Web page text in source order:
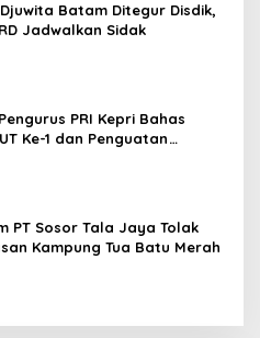
Batam Ditegur Disdik,
Jadwalkan Sidak
PRI Kepri Bahas
Ke-1 dan Penguatan
PT Sosor Tala Jaya Tolak
Kampung Tua Batu Merah